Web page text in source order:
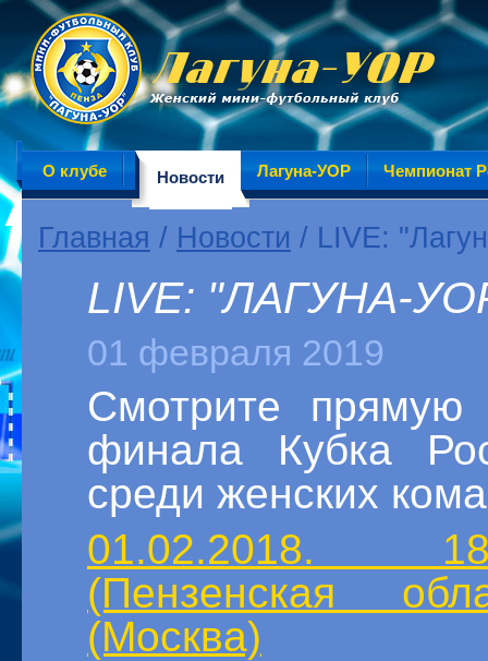
О клубе Новости Лагуна-УОР Чемпионат
Главная / Новости / LIVE:
LIVE: "ЛАГУНА-
01 февраля 2019
Смотрите
финала Кубка
среди женских
01.02.2018.
(Пензенская
(Москва)